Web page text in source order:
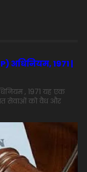
अधिनियम, 1971 |
, 1971 यह एक
सेवाओं को वैध और